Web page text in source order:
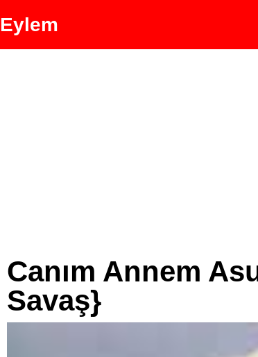
Eylem
Canım Annem
Savaş}